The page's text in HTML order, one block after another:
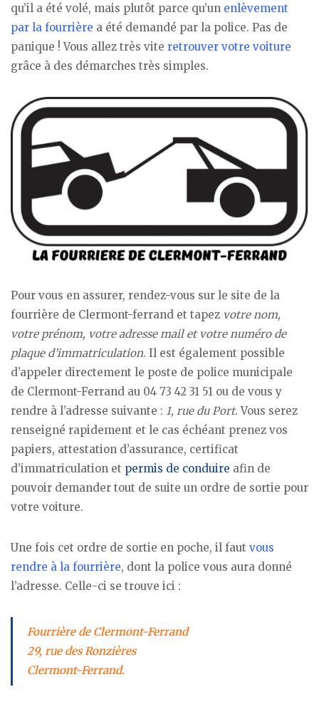
qu’il a été volé, mais plutôt parce qu’un enlèvement
par la fourrière a été demandé par la police. Pas de
panique ! Vous allez très vite retrouver votre voiture
grâce à des démarches très simples.
Pour vous en assurer, rendez-vous sur le site de la
fourrière de Clermont-ferrand et tapez votre nom,
votre prénom, votre adresse mail et votre numéro de
plaque d’immatriculation. Il est également possible
d’appeler directement le poste de police municipale
de Clermont-Ferrand au 04 73 42 31 51 ou de vous y
rendre à l’adresse suivante : 1, rue du Port. Vous serez
renseigné rapidement et le cas échéant prenez vos
papiers, attestation d’assurance, certificat
d’immatriculation et permis de conduire afin de
pouvoir demander tout de suite un ordre de sortie pour
votre voiture.
Une fois cet ordre de sortie en poche, il faut vous
rendre à la fourrière, dont la police vous aura donné
l’adresse. Celle-ci se trouve ici :
Fourrière de Clermont-Ferrand
29, rue des Ronzières
Clermont-Ferrand.